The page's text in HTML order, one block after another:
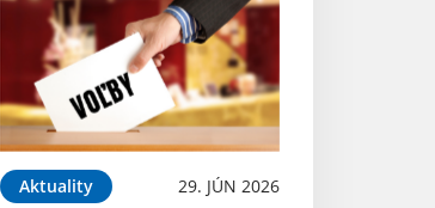
Aktuality 29. JÚN 2026